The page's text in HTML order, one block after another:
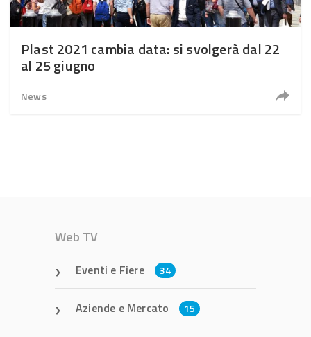
Plast 2021 cambia data: si svolgerà dal 22
al 25 giugno
News
Web TV
Eventi e Fiere 34
Aziende e Mercato 15